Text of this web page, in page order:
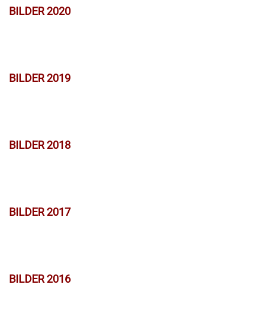
BILDER 2020
BILDER 2019
BILDER 2018
BILDER 2017
BILDER 2016